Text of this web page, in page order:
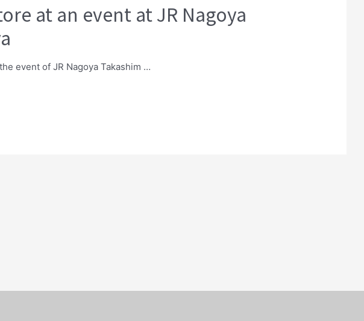
at an event at JR Nagoya
event of JR Nagoya Takashim …